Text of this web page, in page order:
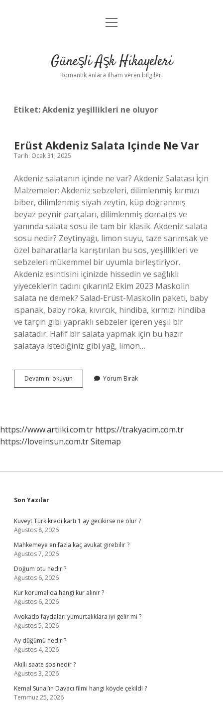
Anasayfa
Yasal Uyarı
menüyü
Güneşli Aşk Hikayeleri
Romantik anlara ilham veren bilgiler!
Etiket:Akdeniz yeşillikleri ne oluyor
Erüst Akdeniz Salata Içinde Ne Var
Tarih: Ocak 31, 2025
Akdeniz salatanın içinde ne var? Akdeniz Salatası İçin
Malzemeler: Akdeniz sebzeleri, dilimlenmiş kırmızı
biber, dilimlenmiş siyah zeytin, küp doğranmış
beyaz peynir parçaları, dilimlenmiş domates ve
yanında salata sosu ile tam bir klasik. Akdeniz salata
sosu nedir? Zeytinyağı, limon suyu, taze sarımsak ve
özel baharatlarla karıştırılan bu sos, yeşillikleri ve
sebzeleri mükemmel bir uyumla birleştiriyor.
Akdeniz esintisini içinizde hissedin ve sağlıklı
yiyeceklerin tadını çıkarın!2 Ekim 2023 Maskolin
salata ne demek? Salad-Erüst-Maskolin paketi, baby
ıspanak, baby roka, kıvırcık, hindiba, kırmızı hindiba
ve tarçın gibi yapraklı sebzeler içeren yeşil bir
salatadır. Hafif bir salata yapmak için bu hazır
salataya istediğiniz gibi yağ, limon…
Devamını okuyun
Akdeniz
Yorum Bırak
https://www.artiiki.com.tr https://trakyacim.com.tr
https://loveinsun.com.trSitemap
Sidebar
Son Yazılar
Kuveyt Türk kredi kartı 1 ay gecikirse ne olur ?
Ağustos 8, 2026
Mahkemeye en fazla kaç avukat girebilir ?
Ağustos 7, 2026
Doğum otu nedir ?
Ağustos 6, 2026
Kur korumalıda hangi kur alınır ?
Ağustos 6, 2026
Avokado faydaları yumurtalıklara iyi gelir mi ?
Ağustos 5, 2026
Ay düğümü nedir ?
Ağustos 4, 2026
Akıllı saate sos nedir ?
Ağustos 3, 2026
Kemal Sunal’ın Davacı filmi hangi köyde çekildi ?
Temmuz 25, 2026